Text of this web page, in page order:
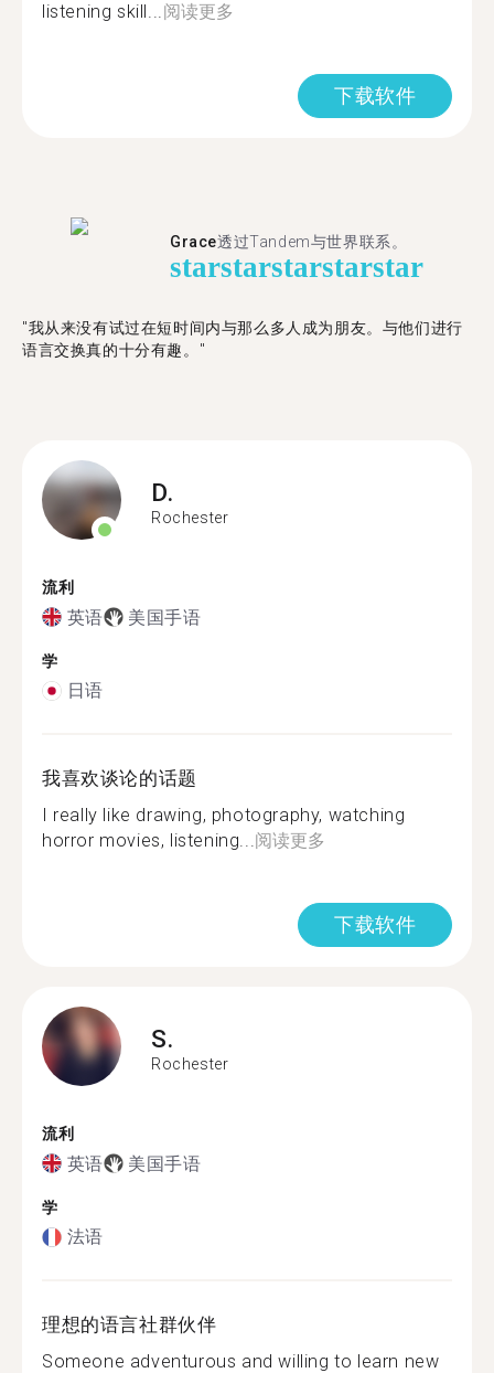
listening skill...阅读更多
下载软件
Grace透过Tandem与世界联系。
starstarstarstarstar
"我从来没有试过在短时间内与那么多人成为朋友。与他们进行
语言交换真的十分有趣。"
D.
Rochester
流利
英语 美国手语
学
日语
我喜欢谈论的话题
I really like drawing, photography, watching
horror movies, listening...阅读更多
下载软件
S.
Rochester
流利
英语 美国手语
学
法语
理想的语言社群伙伴
Someone adventurous and willing to learn new